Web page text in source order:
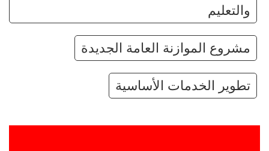
والتعليم
مشروع الموازنة العامة الجديدة
تطوير الخدمات الأساسية